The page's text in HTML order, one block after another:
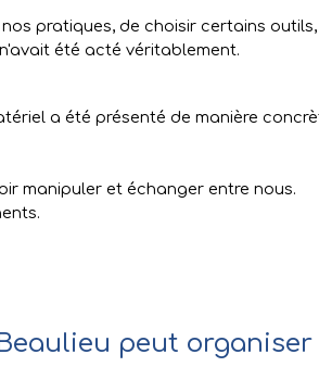
pratiques, de choisir certains
été acté véritablement.
a été présenté de manière
manipuler et échanger entre nous.
peut